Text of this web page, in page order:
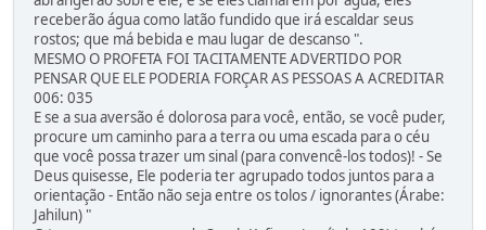
receberão água como latão fundido que irá escaldar seus
rostos; que má bebida e mau lugar de descanso ".
MESMO O PROFETA FOI TACITAMENTE ADVERTIDO POR
PENSAR QUE ELE PODERIA FORÇAR AS PESSOAS A ACREDITAR
006: 035
E se a sua aversão é dolorosa para você, então, se você puder,
procure um caminho para a terra ou uma escada para o céu
que você possa trazer um sinal (para convencê-los todos)! - Se
Deus quisesse, Ele poderia ter agrupado todos juntos para a
orientação - Então não seja entre os tolos / ignorantes (Árabe:
Jahilun) "